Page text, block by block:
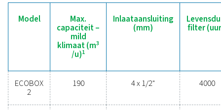
naadloze prestaties en beschermen uw systeem
de onderhoudsbehoeften en bedrijfskosten
Neem vandaag nog contact met ons op om te
hoe een upgrade van uw condensaatbeheer de
systeemprestaties kan verbeteren en uw activiteiten
Neem contact op met onze experts in
condensaatbeheer